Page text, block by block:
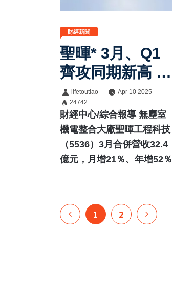
財經新聞
聖暉* 3月、Q1
齊攻同期新高 三
多策略 強化成長
利基
lifetoutiao
Apr 10 2025
24742
財經中心/綜合報導 無塵室
機電整合大廠聖暉工程科技
（5536）3月合併營收32.4
億元，月增21％、年增52％
1 2